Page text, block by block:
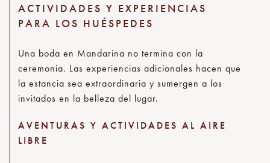
ACTIVIDADES Y EXPERIENCIAS
PARA LOS HUÉSPEDES
Una boda en Mandarina no termina con la
ceremonia. Las experiencias adicionales hacen que
la estancia sea extraordinaria y sumergen a los
invitados en la belleza del lugar.
AVENTURAS Y ACTIVIDADES AL AIRE
LIBRE